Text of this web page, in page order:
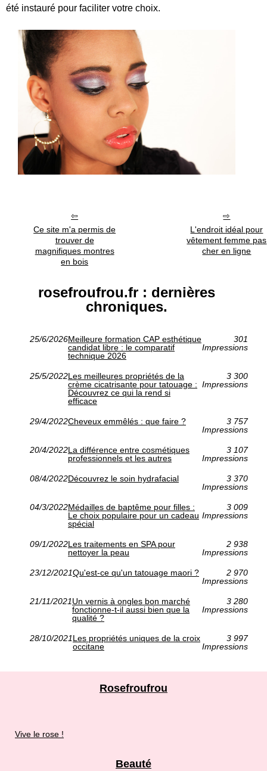
été instauré pour faciliter votre choix.
Ce site m'a permis de
trouver de
magnifiques montres
en bois
L'endroit idéal pour
vêtement femme pas
cher en ligne
rosefroufrou.fr : dernières
chroniques.
25/6/2026Meilleure formation CAP esthétique
candidat libre : le comparatif
technique 2026
301
Impressions
25/5/2022Les meilleures propriétés de la
crème cicatrisante pour tatouage :
Découvrez ce qui la rend si
efficace
3 300
Impressions
29/4/2022Cheveux emmêlés : que faire ?
3 757
Impressions
20/4/2022La différence entre cosmétiques
professionnels et les autres
3 107
Impressions
08/4/2022Découvrez le soin hydrafacial
3 370
Impressions
04/3/2022Médailles de baptême pour filles :
Le choix populaire pour un cadeau
spécial
3 009
Impressions
09/1/2022Les traitements en SPA pour
nettoyer la peau
2 938
Impressions
23/12/2021Qu'est-ce qu'un tatouage maori ?
2 970
Impressions
21/11/2021Un vernis à ongles bon marché
fonctionne-t-il aussi bien que la
qualité ?
3 280
Impressions
28/10/2021Les propriétés uniques de la croix
occitane
3 997
Impressions
Rosefroufrou
Vive le rose !
Beauté